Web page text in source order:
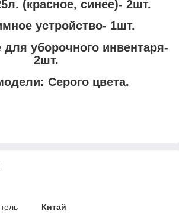
(красное, синее)- 2шт.
устройство- 1шт.
для уборочного инвентаря-
2шт.
Серого цвета.
Китай